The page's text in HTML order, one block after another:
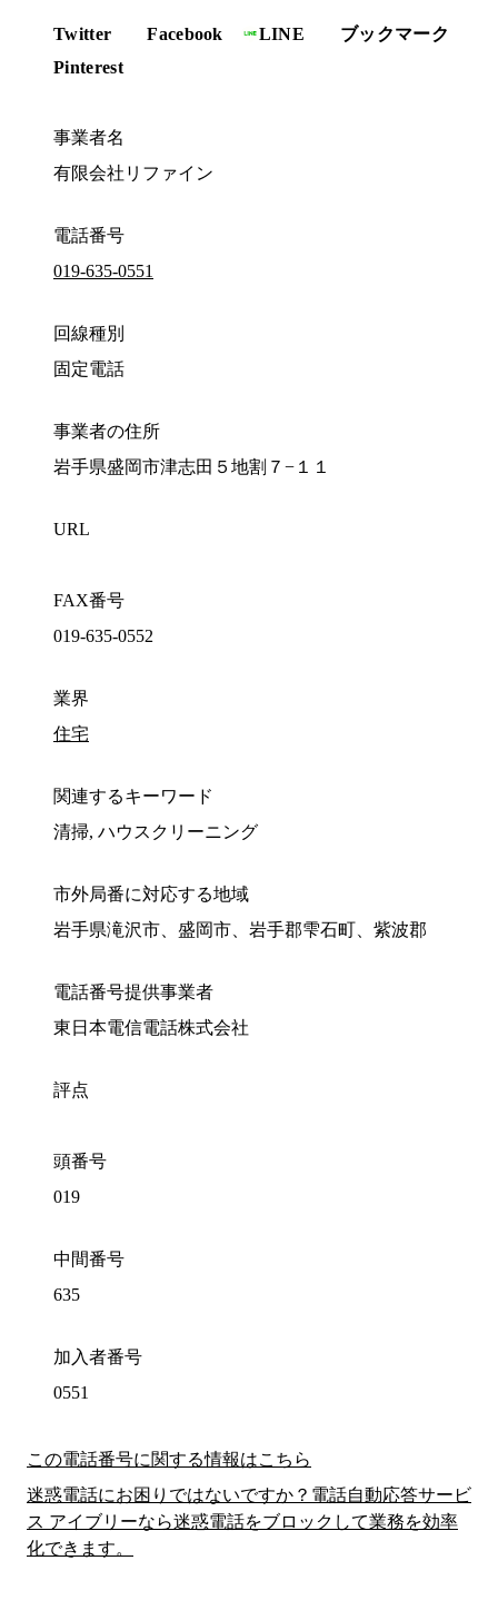
Twitter Facebook LINE
ブックマーク
Pinterest
事業者名
有限会社リファイン
電話番号
019-635-0551
回線種別
固定電話
事業者の住所
岩手県盛岡市津志田５地割７−１１
URL
FAX番号
019-635-0552
業界
住宅
関連するキーワード
清掃, ハウスクリーニング
市外局番に対応する地域
岩手県滝沢市、盛岡市、岩手郡雫石町、紫波郡
電話番号提供事業者
東日本電信電話株式会社
評点
頭番号
019
中間番号
635
加入者番号
0551
この電話番号に関する情報はこちら
迷惑電話にお困りではないですか？電話自動応答サービ
ス アイブリーなら迷惑電話をブロックして業務を効率
化できます。